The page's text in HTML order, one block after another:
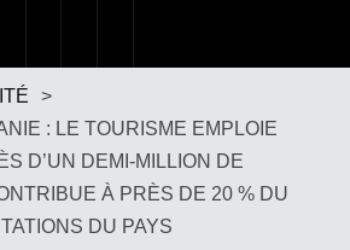
>
: LE TOURISME EMPLOIE
D’UN DEMI-MILLION DE
À PRÈS DE 20 % DU
DU PAYS